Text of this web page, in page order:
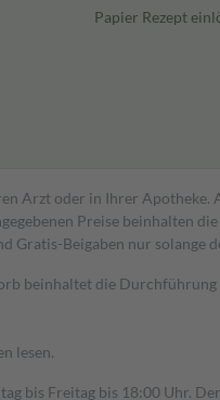
Papier Rezept
Arzt oder in Ihrer
Preise beinhalten
Gratis-Beigaben nur solange
beinhaltet die
lesen.
bis Freitag bis 18:00 Uhr.